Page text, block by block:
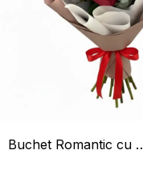
Buchet Romantic cu 9